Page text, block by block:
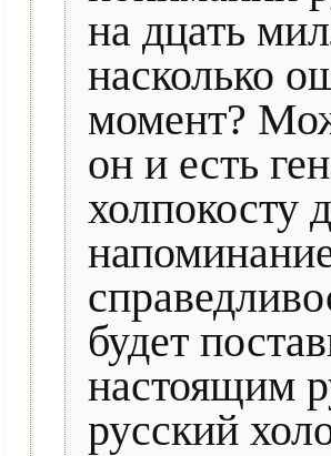
на дцать
насколько
момент?
он и есть
холпокосту
будет
настоящим
русский